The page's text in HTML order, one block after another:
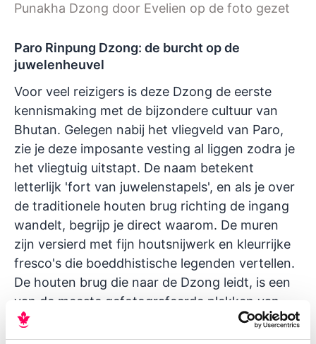
Punakha Dzong door Evelien op de foto gezet
Paro Rinpung Dzong: de burcht op de
juwelenheuvel
Voor veel reizigers is deze Dzong de eerste
kennismaking met de bijzondere cultuur van
Bhutan. Gelegen nabij het vliegveld van Paro,
zie je deze imposante vesting al liggen zodra je
het vliegtuig uitstapt. De naam betekent
letterlijk 'fort van juwelenstapels', en als je over
de traditionele houten brug richting de ingang
wandelt, begrijp je direct waarom. De muren
zijn versierd met fijn houtsnijwerk en kleurrijke
fresco's die boeddhistische legenden vertellen.
De houten brug die naar de Dzong leidt, is een
van de meeste gefotografeerde plekken van
het land.